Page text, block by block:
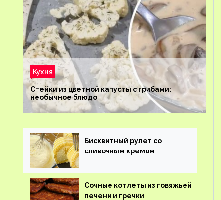
Кухня
Стейки из цветной капусты с грибами:
необычное блюдо
Бисквитный рулет со
сливочным кремом
Сочные котлеты из говяжьей
печени и гречки